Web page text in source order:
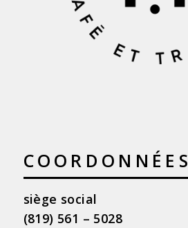
COORDONNÉES
siège social
(819) 561 – 5028